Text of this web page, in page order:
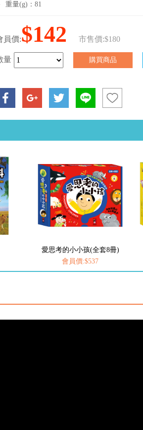
重量(g)：81
員價:$142 市售價:$180
量
8冊)
FOOD超人-我是小護士
會員價:$252